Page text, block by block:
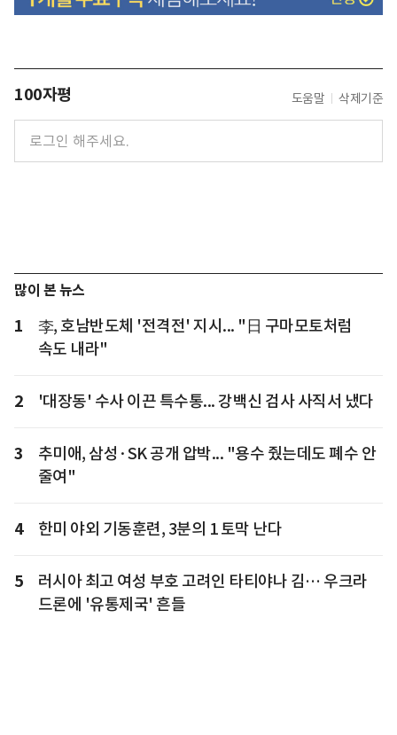
100자평 도움말 삭제기준
많이 본 뉴스
1
李, 호남반도체 '전격전' 지시... "日 구마모토처럼
속도 내라"
2 '대장동' 수사 이끈 특수통... 강백신 검사 사직서 냈다
3
추미애, 삼성·SK 공개 압박... "용수 줬는데도 폐수 안
줄여"
4 한미 야외 기동훈련, 3분의 1 토막 난다
5
러시아 최고 여성 부호 고려인 타티야나 김… 우크라
드론에 '유통제국' 흔들